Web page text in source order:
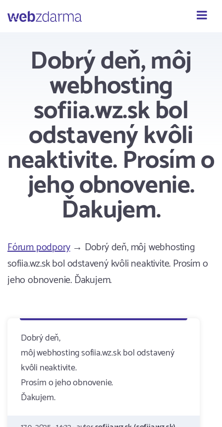
Webzdarma
Dobrý deň, môj
webhosting
sofiia.wz.sk bol
odstavený kvôli
neaktivite. Prosím o
jeho obnovenie.
Ďakujem.
Fórum podpory→ Dobrý deň, môj webhosting
sofiia.wz.sk bol odstavený kvôli neaktivite. Prosím o
jeho obnovenie. Ďakujem.
Dobrý deň,
môj webhosting sofiia.wz.sk bol odstavený
kvôli neaktivite.
Prosím o jeho obnovenie.
Ďakujem.